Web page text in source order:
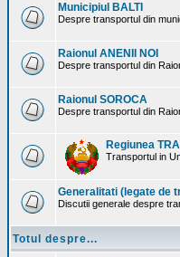
Municipiul BALTI
Despre transportul din
Raionul ANENII NOI
Despre transportul din
Raionul SOROCA
Despre transportul din
Regiunea
Transportul in
Generalitati (legate de
Discutii generale despre
Totul despre...